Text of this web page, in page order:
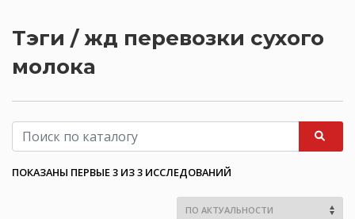
Тэги / жд перевозки сухого
молока
ПОКАЗАНЫ ПЕРВЫЕ 3 ИЗ 3 ИССЛЕДОВАНИЙ